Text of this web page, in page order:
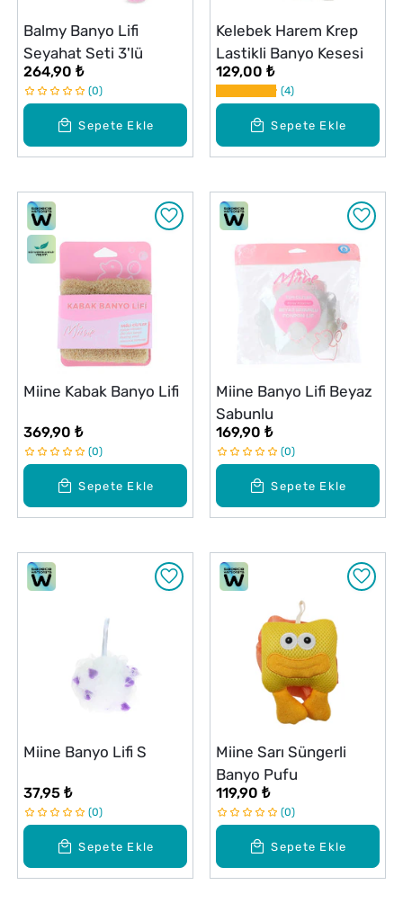
Sepete Ekle
Balmy Banyo Lifi
Seyahat Seti 3'lü
264,90 ₺
0
Sepete Ekle
Kelebek Harem Krep
Lastikli Banyo Kesesi
129,00 ₺
4
Sepete Ekle
Miine Kabak Banyo Lifi
369,90 ₺
0
Sepete Ekle
Miine Banyo Lifi Beyaz
Sabunlu
169,90 ₺
0
Sepete Ekle
Miine Banyo Lifi S
37,95 ₺
0
Sepete Ekle
Miine Sarı Süngerli
Banyo Pufu
119,90 ₺
0